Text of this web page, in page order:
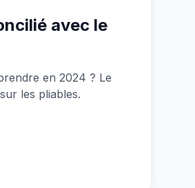
avec le
en 2024 ? Le
les pliables.